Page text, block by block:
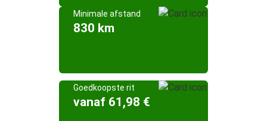
Minimale afstand
830 km
Goedkoopste rit
vanaf 61,98 €